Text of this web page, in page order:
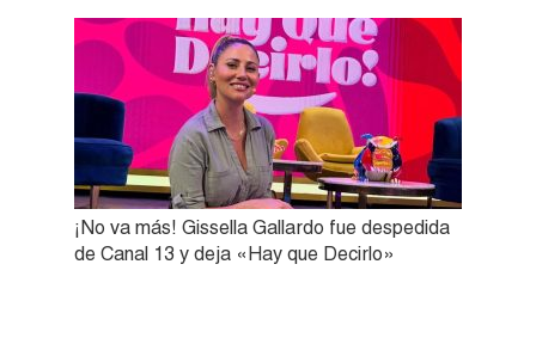
¡No va más! Gissella Gallardo fue despedida
de Canal 13 y deja «Hay que Decirlo»